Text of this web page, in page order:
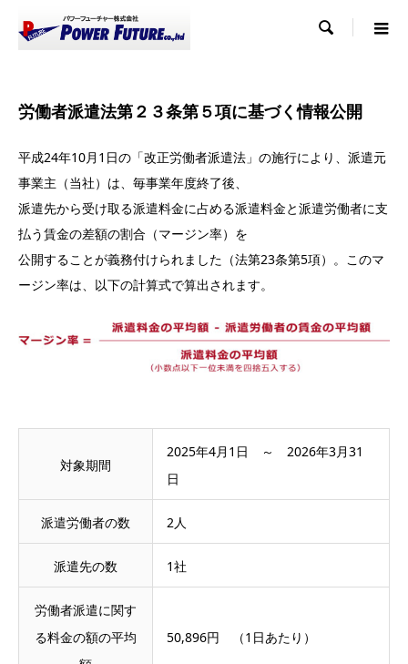

労働者派遣法第２３条第５項に基づく情報公開
平成24年10月1日の「改正労働者派遣法」の施行により、派遣元
事業主（当社）は、毎事業年度終了後、
派遣先から受け取る派遣料金に占める派遣料金と派遣労働者に支
払う賃金の差額の割合（マージン率）を
公開することが義務付けられました（法第23条第5項）。このマ
ージン率は、以下の計算式で算出されます。
対象期間
2025年4月1日 ～ 2026年3月31
日
派遣労働者の数 2人
派遣先の数 1社
労働者派遣に関す
る料金の額の平均
50,896円 （1日あたり）